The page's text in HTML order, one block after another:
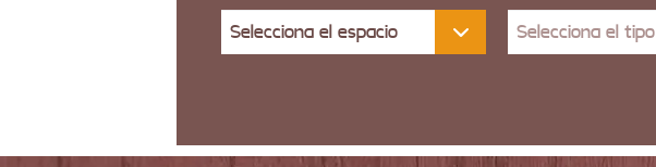
Selecciona el espacio Selecciona el tipo